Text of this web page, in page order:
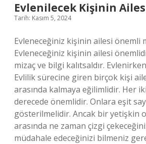
Evlenilecek Kişinin
Tarih: Kasım 5, 2024
Evleneceğiniz kişinin ailesi önemli
Evleneceğiniz kişinin ailesi
mizaç ve bilgi kalıtsaldır.
Evlilik sürecine giren birçok kişi
arasında kalmaya eğilimlidir. Her
derecede önemlidir. Onlara eşit
gösterilmelidir. Ancak bir yetişkin
arasında ne zaman çizgi
müdahale edeceğinizi bilmeniz